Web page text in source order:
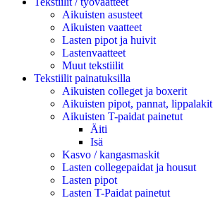
Aikuisten asusteet
Aikuisten vaatteet
Lasten pipot ja huivit
Lastenvaatteet
Muut tekstiilit
Tekstiilit painatuksilla
Aikuisten colleget ja boxerit
Aikuisten pipot, pannat, lippalakit
Aikuisten T-paidat painetut
Äiti
Isä
Kasvo / kangasmaskit
Lasten collegepaidat ja housut
Lasten pipot
Lasten T-Paidat painetut